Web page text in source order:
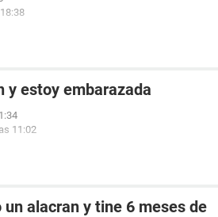
y estoy embarazada
11:02
alacran y tine 6 meses de